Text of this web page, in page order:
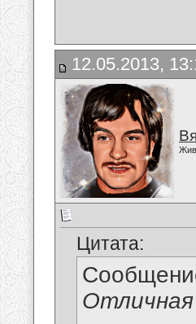
12.05.2013,
Цитата:
Отличная